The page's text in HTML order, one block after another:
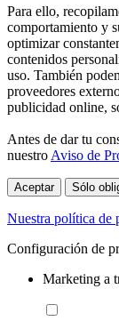
Para ello,
comportamiento y
optimizar
contenidos
uso. También
proveedores
publicidad online,
Antes de dar tu
nuestroAviso de
Aceptar Sólo
Nuestra política de
Configuración de
Marketing a